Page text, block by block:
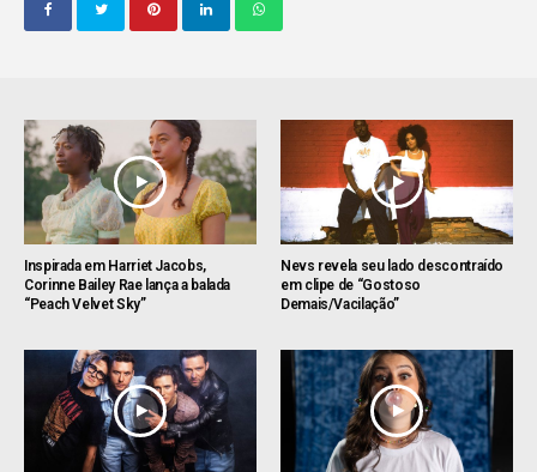
Inspirada em Harriet Jacobs,
Corinne Bailey Rae lança a balada
“Peach Velvet Sky”
Nevs revela seu lado descontraído
em clipe de “Gostoso
Demais/Vacilação”